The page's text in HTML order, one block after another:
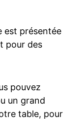
est présentée
pour des
pouvez
un grand
table, pour